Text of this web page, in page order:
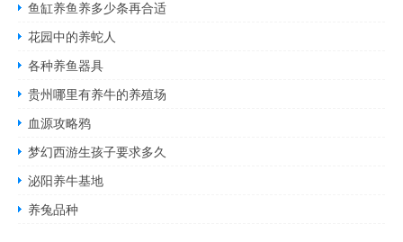
鱼缸养鱼养多少条再合适
花园中的养蛇人
各种养鱼器具
贵州哪里有养牛的养殖场
血源攻略鸦
梦幻西游生孩子要求多久
泌阳养牛基地
养兔品种